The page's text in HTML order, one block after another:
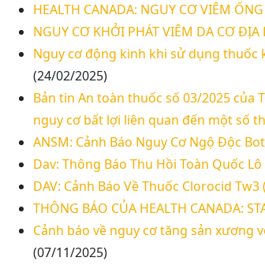
HEALTH CANADA: NGUY CƠ VIÊM
NGUY CƠ KHỞI PHÁT VIÊM DA CƠ
Nguy cơ động kinh khi sử dụng thuốc
(24/02/2025)
Bản tin An toàn thuốc số 03/2025 của
nguy cơ bất lợi liên quan đến một số
ANSM: Cảnh Báo Nguy Cơ Ngộ Độc
Dav: Thông Báo Thu Hồi Toàn Quốc
DAV: Cảnh Báo Về Thuốc Clorocid
THÔNG BÁO CỦA HEALTH CANADA:
Cảnh báo về nguy cơ tăng sản
(07/11/2025)